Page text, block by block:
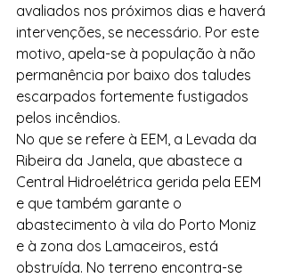
avaliados nos próximos dias e haverá
intervenções, se necessário. Por este
motivo, apela-se à população à não
permanência por baixo dos taludes
escarpados fortemente fustigados
pelos incêndios.
No que se refere à EEM, a Levada da
Ribeira da Janela, que abastece a
Central Hidroelétrica gerida pela EEM
e que também garante o
abastecimento à vila do Porto Moniz
e à zona dos Lamaceiros, está
obstruída. No terreno encontra-se